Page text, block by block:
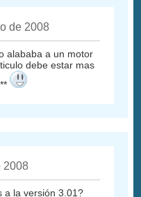
de 2008
alababa a un motor
debe estar mas
2008
a la versión 3.01?